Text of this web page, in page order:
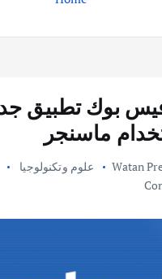
بوك تطبيق
ماسنجر
Watan علوم وتكنولوجيا